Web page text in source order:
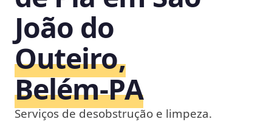
João do
Outeiro,
Belém‑PA
Serviços de desobstrução e limpeza.